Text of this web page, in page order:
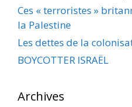
Ces « terroristes »
la Palestine
Les dettes de la
BOYCOTTER ISRAËL
Archives